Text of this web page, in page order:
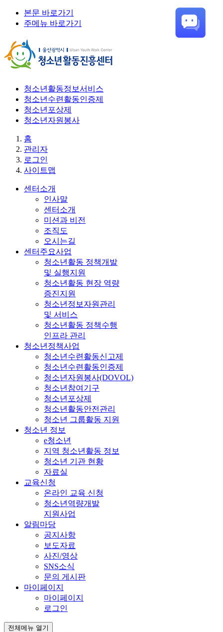
본문 바로가기
주메뉴 바로가기
청소년활동정보서비스
청소년수련활동인증제
청소년포상제
청소년자원봉사
홈
관리자
로그인
사이트맵
센터소개
인사말
센터소개
미션과 비전
조직도
오시는길
센터주요사업
청소년활동 정책개발
및 실행지원
청소년활동 현장 역량
증진지원
청소년정보자원관리
및 서비스
청소년활동 정책수행
인프라 관리
청소년정책사업
청소년수련활동신고제
청소년수련활동인증제
청소년자원봉사(DOVOL)
청소년참여기구
청소년포상제
청소년활동안전관리
청소년 그룹활동 지원
청소년 정보
e청소년
지역 청소년활동 정보
청소년 기관 현황
자료실
교육신청
온라인 교육 신청
청소년역량개발
지원사업
알림마당
공지사항
보도자료
사진/영상
SNS소식
문의 게시판
마이페이지
마이페이지
로그인
전체메뉴 열기